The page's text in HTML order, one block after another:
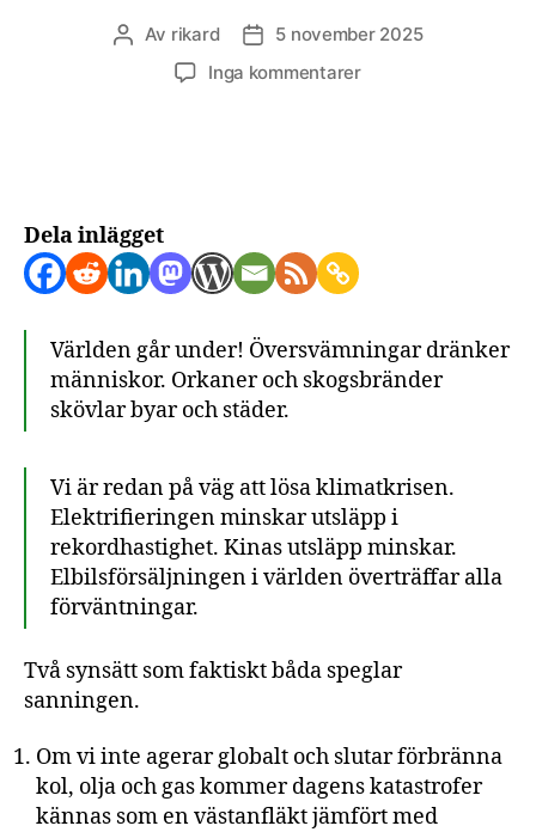
Inläggsförfattare
Av rikard Inläggsdatum
5 november 2025
Inga kommentarertill
Dela inlägget
Världen går under! Översvämningar dränker
människor. Orkaner och skogsbränder
skövlar byar och städer.
Vi är redan på väg att lösa klimatkrisen.
Elektrifieringen minskar utsläpp i
rekordhastighet. Kinas utsläpp minskar.
Elbilsförsäljningen i världen överträffar alla
förväntningar.
Två synsätt som faktiskt båda speglar
sanningen.
Om vi inte agerar globalt och slutar förbränna
kol, olja och gas kommer dagens katastrofer
kännas som en västanfläkt jämfört med